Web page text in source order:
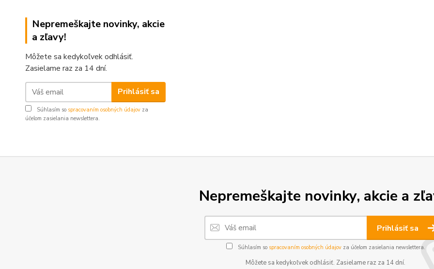
Nepremeškajte novinky, akcie
a zľavy!
Môžete sa kedykoľvek odhlásiť.
Zasielame raz za 14 dní.
Prihlásiť sa
Súhlasím so spracovaním osobných údajov za
účelom zasielania newslettera.
Nepremeškajte novinky, akcie a
Prihlásiť sa
Súhlasím so spracovaním osobných údajovza účelom zasielania newslettera.
Môžete sa kedykoľvek odhlásiť. Zasielame raz za 14 dní.